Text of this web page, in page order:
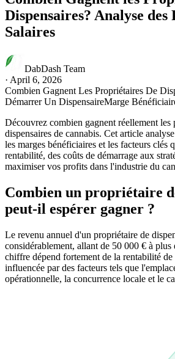
Dispensaires? Analyse
Salaires
DabDash Team
· April 6, 2026
Combien Gagnent Les Propriétaires De
Démarrer Un DispensaireMarge
Découvrez combien gagnent réellement les
dispensaires de cannabis. Cet article
les marges bénéficiaires et les facteurs clés
rentabilité, des coûts de démarrage aux
maximiser vos profits dans l'industrie du
Combien un propriétaire
peut-il espérer gagner ?
Le revenu annuel d'un propriétaire de
considérablement, allant de 50 000 € à
chiffre dépend fortement de la rentabilité
influencée par des facteurs tels que
opérationnelle, la concurrence locale et le